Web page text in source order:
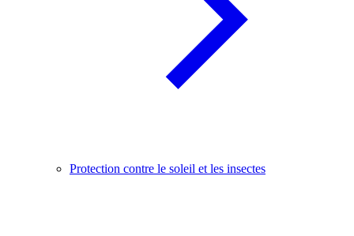
Protection contre le soleil et les insectes